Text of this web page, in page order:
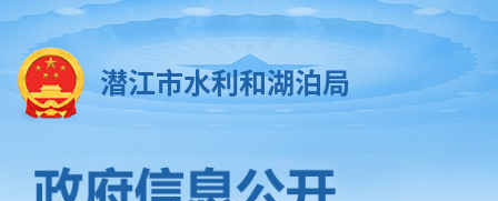
潜江市水利和湖泊局